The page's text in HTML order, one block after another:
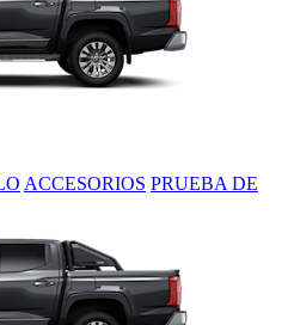
ACCESORIOS PRUEBA DE